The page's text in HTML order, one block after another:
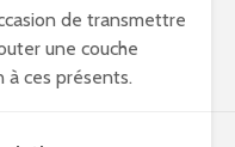
de transmettre
une couche
ces présents.